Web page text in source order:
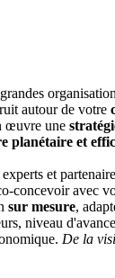
autour de votre
œuvre une
planétaire et
et
concevoir avec
sur mesure,
niveau
De la